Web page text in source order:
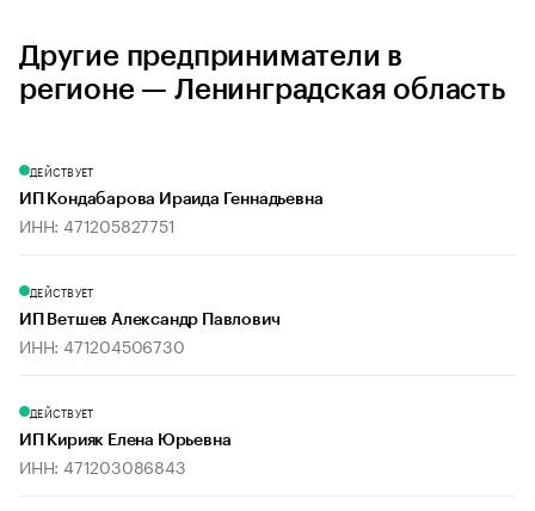
Другие предприниматели в
регионе — Ленинградская область
ДЕЙСТВУЕТ
ИП Кондабарова Ираида Геннадьевна
ИНН: 471205827751
ДЕЙСТВУЕТ
ИП Ветшев Александр Павлович
ИНН: 471204506730
ДЕЙСТВУЕТ
ИП Кирияк Елена Юрьевна
ИНН: 471203086843